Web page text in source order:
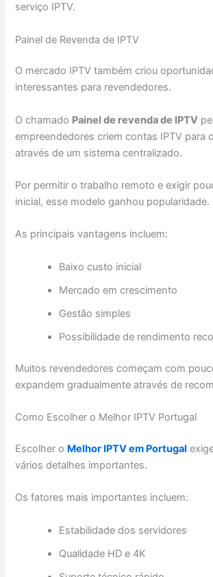
serviço IPTV.
Painel de Revenda de IPTV
O mercado IPTV também criou
interessantes para revendedores.
O chamado Painel de revenda de IPTV
empreendedores criem contas IPTV para
através de um sistema centralizado.
Por permitir o trabalho remoto e exigir
inicial, esse modelo ganhou popularidade.
As principais vantagens incluem:
Baixo custo inicial
Mercado em crescimento
Gestão simples
Possibilidade de rendimento
Muitos revendedores começam com
expandem gradualmente através de
Como Escolher o Melhor IPTV Portugal
Escolher o Melhor IPTV em Portugal
vários detalhes importantes.
Os fatores mais importantes incluem:
Estabilidade dos servidores
Qualidade HD e 4K